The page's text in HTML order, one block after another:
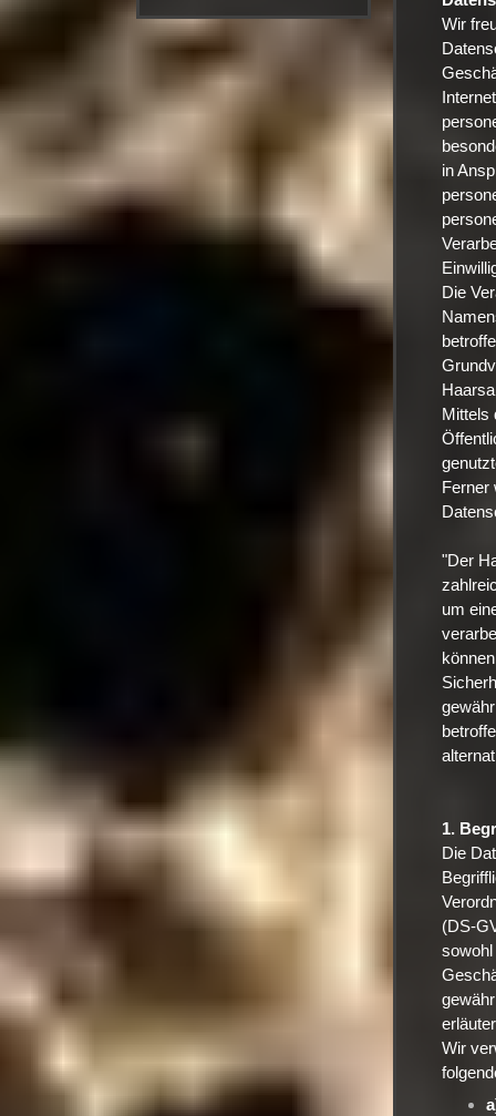
Wir
in
Die
Mittels
Ferner
"Der
um
1.
Die
(DS-
Wir